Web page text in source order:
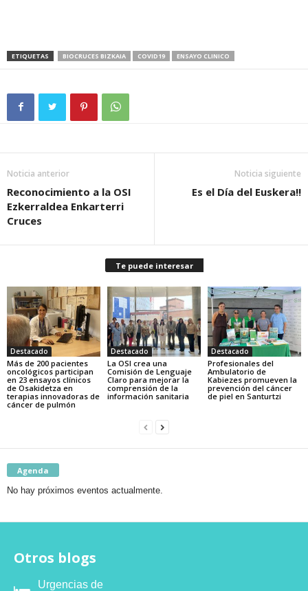
ETIQUETAS BIOCRUCES BIZKAIA COVID19 ENSAYO CLINICO
Noticia anterior
Reconocimiento a la OSI
Ezkerraldea Enkarterri
Cruces
Noticia siguiente
Es el Día del Euskera!!
Te puede interesar
Destacado
Más de 200 pacientes
oncológicos participan
en 23 ensayos clínicos
de Osakidetza en
terapias innovadoras de
cáncer de pulmón
Destacado
La OSI crea una
Comisión de Lenguaje
Claro para mejorar la
comprensión de la
información sanitaria
Destacado
Profesionales del
Ambulatorio de
Kabiezes promueven la
prevención del cáncer
de piel en Santurtzi
Agenda
No hay próximos eventos actualmente.
Otros blogs
Urgencias de